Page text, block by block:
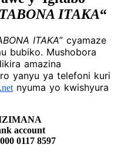
ITAKA“
ITAKA” cyamaze
bubiko. Mushobora
amazina
yanyu ya telefoni kuri
nyuma yo kwishyura
account
0117 8597